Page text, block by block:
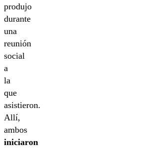
produjo
durante
una
reunión
social
a
la
que
asistieron.
Allí,
ambos
iniciaron